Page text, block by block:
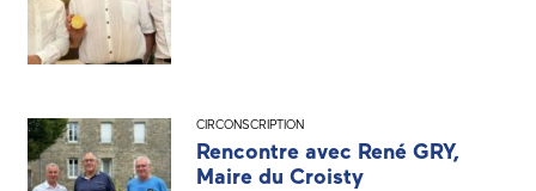
CIRCONSCRIPTION
Rencontre avec René GRY,
Maire du Croisty